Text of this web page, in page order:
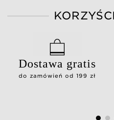
Dostawa gratis
do zamówień od 199 zł